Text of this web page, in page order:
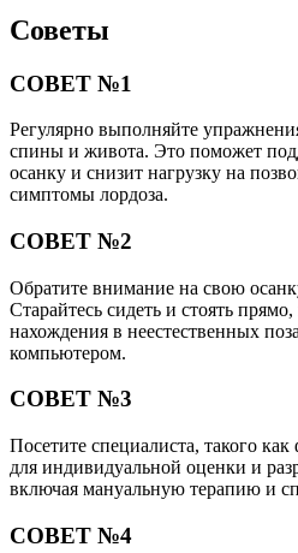
Советы
СОВЕТ №1
Регулярно выполняйте
спины и живота. Это поможет
осанку и снизит нагрузку на
симптомы лордоза.
СОВЕТ №2
Обратите внимание на свою
Старайтесь сидеть и стоять
нахождения в неестественных
компьютером.
СОВЕТ №3
Посетите специалиста, такого
для индивидуальной оценки и
включая мануальную терапию и
СОВЕТ №4